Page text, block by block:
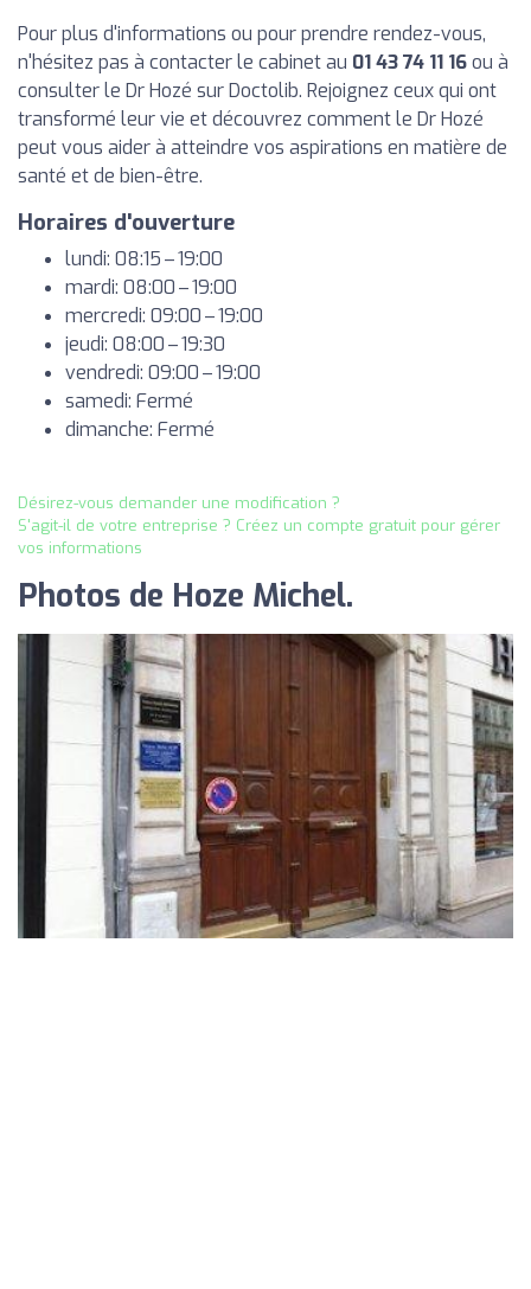
Pour plus d'informations ou pour prendre rendez-vous,
n'hésitez pas à contacter le cabinet au 01 43 74 11 16ou à
consulter le Dr Hozé sur Doctolib. Rejoignez ceux qui ont
transformé leur vie et découvrez comment le Dr Hozé
peut vous aider à atteindre vos aspirations en matière de
santé et de bien-être.
Horaires d'ouverture
lundi: 08:15 – 19:00
mardi: 08:00 – 19:00
mercredi: 09:00 – 19:00
jeudi: 08:00 – 19:30
vendredi: 09:00 – 19:00
samedi: Fermé
dimanche: Fermé
Désirez-vous demander une modification ?
S'agit-il de votre entreprise ? Créez un compte gratuit pour gérer
vos informations
Photos de Hoze Michel.